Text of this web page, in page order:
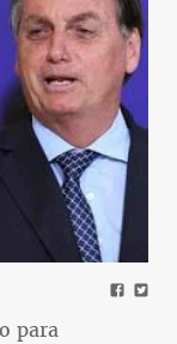
para